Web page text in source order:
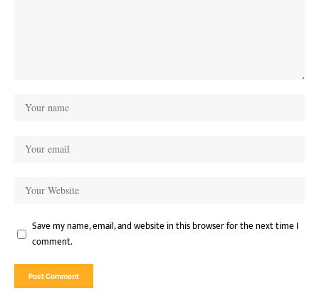
Save my name, email, and website in this browser for the next time I
comment.